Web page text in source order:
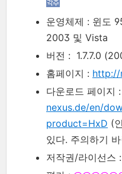
운영체제 : 윈도
2003 및 Vista
버전 : 1.7.7.0
홈페이지 : http://
다운로드 페이지 :
nexus.de/en/
product=HxD (
있다. 주의하기
저작권/라이선스